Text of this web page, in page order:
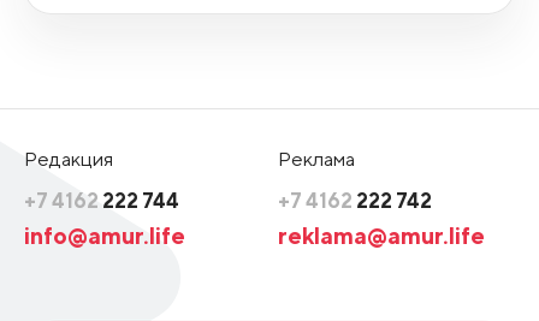
Редакция
+7 4162 222 744
info@amur.life
Реклама
+7 4162 222 742
reklama@amur.life